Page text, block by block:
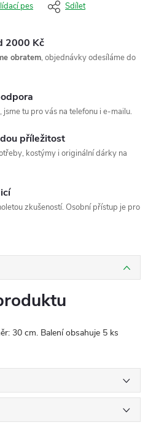
pes Sdílet
2000 Kč
obratem, objednávky odesíláme do
tu pro vás na telefonu i e-mailu.
příležitost
kostýmy i originální dárky na
zkušeností. Osobní přístup je pro
30 cm. Balení obsahuje 5 ks